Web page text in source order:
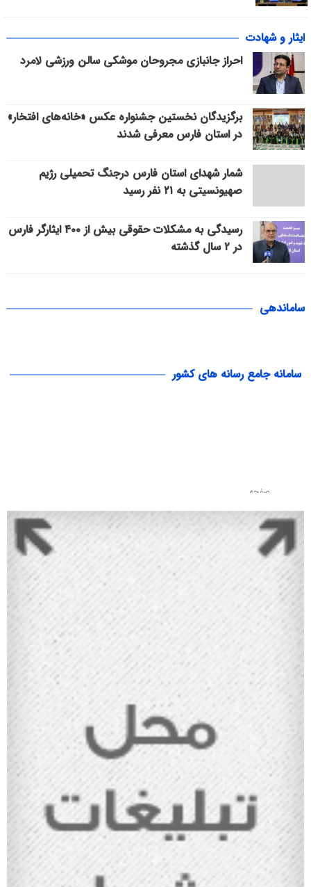
ایثار و شهادت
احراز جانبازی مجروحان موشکی سالن ورزشی لامرد
برگزیدگان نخستین جشنواره عکس «خانه‌های افتخار»
در استان فارس معرفی شدند
شمار شهدای استان فارس درجنگ تحمیلی رژیم
صهیونسیتی به ۲۱ نفر رسید
رسیدگی به مشکلات حقوقی بیش از ۴۰۰ ایثارگر فارس
در ۲ سال گذشته
ساماندهی
سامانه جامع رسانه های کشور